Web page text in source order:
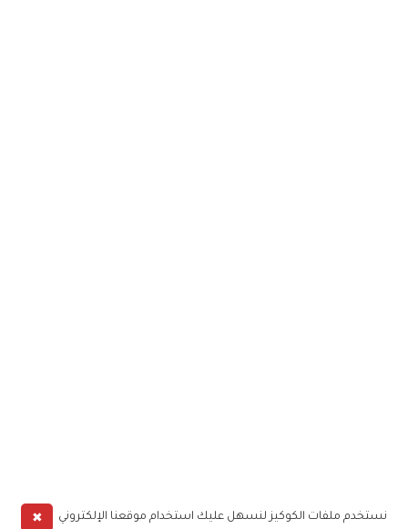
✖
نستخدم ملفات الكوكيز لنسهل عليك استخدام موقعنا الإلكتروني